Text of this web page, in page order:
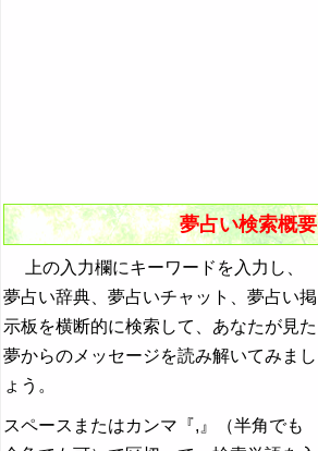
夢占い検索概要
上の入力欄にキーワードを入力し、
夢占い辞典、夢占いチャット、夢占い掲
示板を横断的に検索して、あなたが見た
夢からのメッセージを読み解いてみまし
ょう。
スペースまたはカンマ『,』（半角でも